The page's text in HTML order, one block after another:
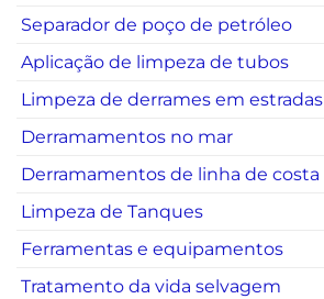
Separador de poço de petróleo
Aplicação de limpeza de tubos
Limpeza de derrames em estradas
Derramamentos no mar
Derramamentos de linha de costa
Limpeza de Tanques
Ferramentas e equipamentos
Tratamento da vida selvagem